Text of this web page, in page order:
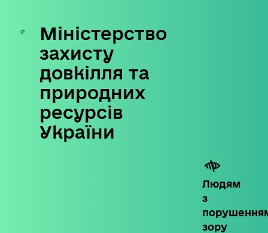
Skip
content
Міністерство
захисту
довкілля та
природних
ресурсів
України
Людям
з
зору